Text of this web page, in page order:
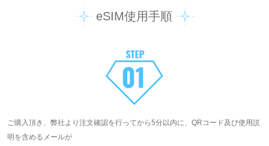
eSIM使用手順
ご購入頂き、弊社より注文確認を行ってから5分以内に、QRコード及び使用説
明を含めるメールが